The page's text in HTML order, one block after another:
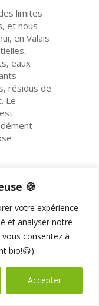
🍪
votre expérience
et analyser notre
consentez à
bio!😀)
Accepter
limites
et nous
, en Valais
eaux
résidus de
Le
bilité
être
aussi
ne